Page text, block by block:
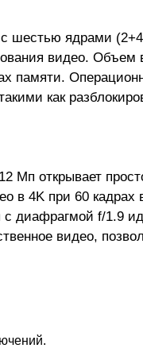
шестью ядрами
видео. Объем
памяти.
как
Мп открывает
в 4K при 60 кадрах
с диафрагмой f/1.9
видео,